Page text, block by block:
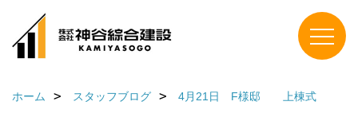
ホーム スタッフブログ 4月21日 F様邸 上棟式